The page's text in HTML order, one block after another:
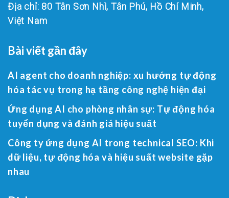
Địa chỉ: 80 Tân Sơn Nhì, Tân Phú, Hồ Chí Minh,
Việt Nam
Bài viết gần đây
AI agent cho doanh nghiệp: xu hướng tự động
hóa tác vụ trong hạ tầng công nghệ hiện đại
Ứng dụng AI cho phòng nhân sự: Tự động hóa
tuyển dụng và đánh giá hiệu suất
Công ty ứng dụng AI trong technical SEO: Khi
dữ liệu, tự động hóa và hiệu suất website gặp
nhau